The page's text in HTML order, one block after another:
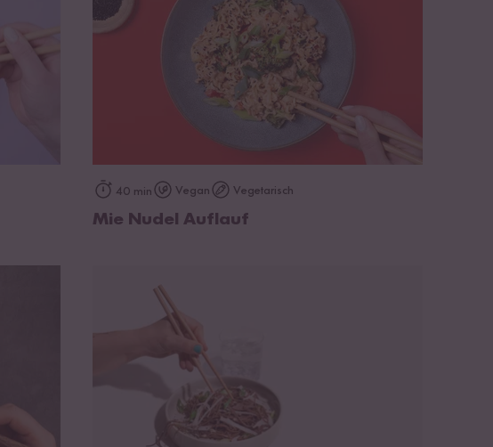
40 min Vegan Vegetarisch
Mie Nudel Auflauf